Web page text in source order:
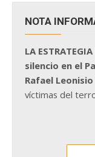
NOTA
LA
silencio en el
Rafael Leonisio
víctimas del